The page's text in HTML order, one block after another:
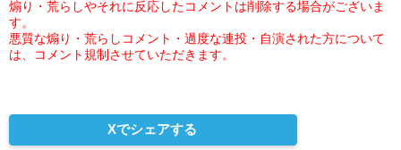
煽り・荒らしやそれに反応したコメントは削除する場合がございま
す。
悪質な煽り・荒らしコメント・過度な連投・自演された方について
は、コメント規制させていただきます。
Xでシェアする